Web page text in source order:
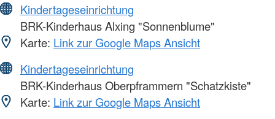
Kindertageseinrichtung
BRK-Kinderhaus Alxing "Sonnenblume"
Karte: Link zur Google Maps Ansicht
Kindertageseinrichtung
BRK-Kinderhaus Oberpframmern "Schatzkiste"
Karte: Link zur Google Maps Ansicht